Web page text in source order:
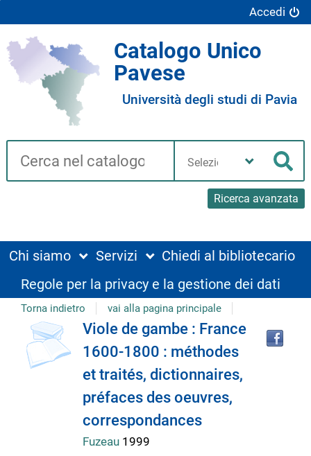
Accedi
Catalogo Unico
Pavese
Università degli studi di Pavia
Cerca su "Catalogo"
Ricerca avanzata
biblioteca
Chi siamo Servizi
Chiedi al bibliotecario
Regole per la privacy e la gestione dei dati
Torna indietro vai alla pagina principale
Dettaglio
del
documento
copertina
Viole de gambe : France
1600-1800 : méthodes
et traités, dictionnaires,
préfaces des oeuvres,
correspondances
Fuzeau 1999